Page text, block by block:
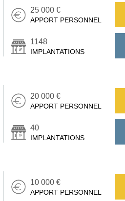
25 000 €
APPORT PERSONNEL
1148
IMPLANTATIONS
20 000 €
APPORT PERSONNEL
40
IMPLANTATIONS
10 000 €
APPORT PERSONNEL